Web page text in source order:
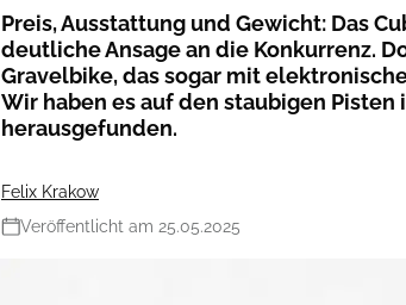
Preis, Ausstattung und Gewicht: Das
deutliche Ansage an die Konkurrenz.
Gravelbike, das sogar mit
Wir haben es auf den staubigen Pisten
herausgefunden.
Felix Krakow
Veröffentlicht am 25.05.2025